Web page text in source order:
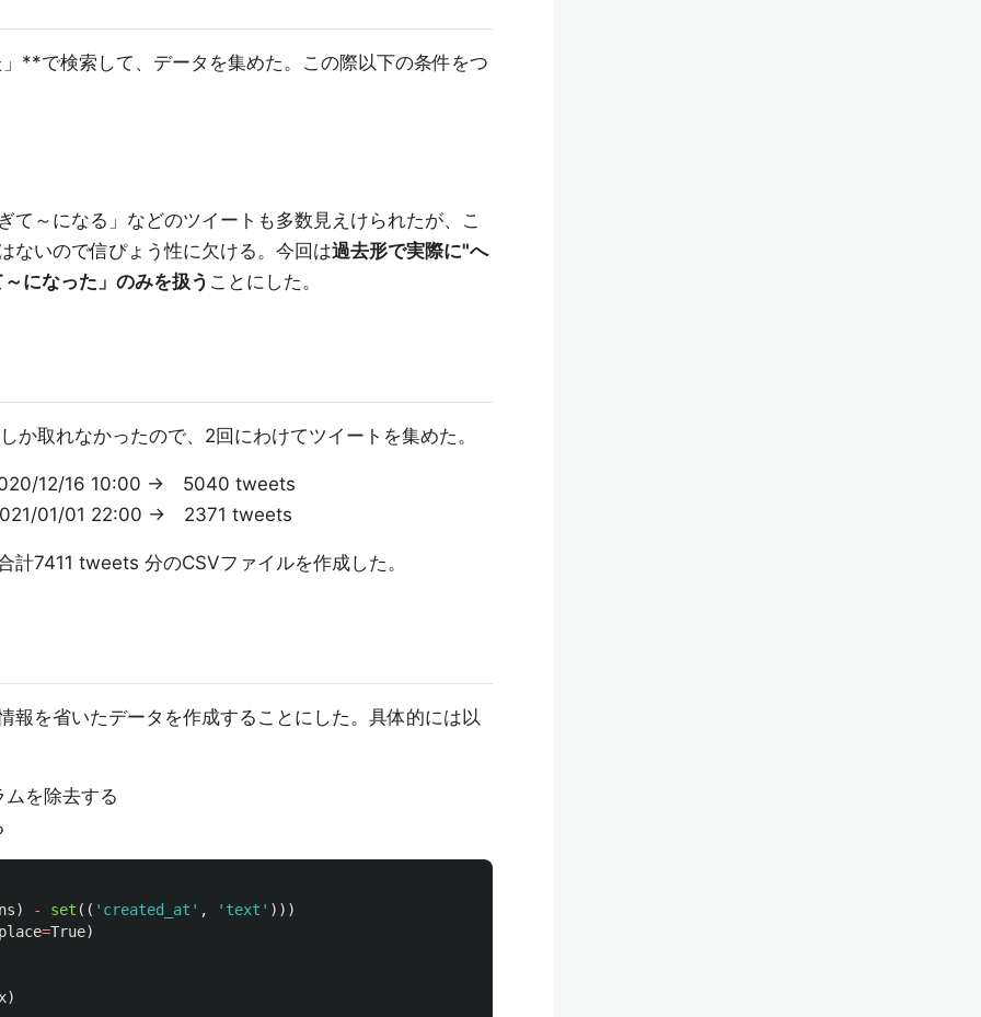
で検索して、データを集めた。この際以下の条件をつ
て～になる」などのツイートも多数見えけられたが、こ
ないので信ぴょう性に欠ける。今回は過去形で実際に"へ
になった」のみを扱う ことにした。
か取れなかったので、2回にわけてツイートを集めた。
12/16 10:00 → 5040 tweets
01/01 22:00 → 2371 tweets
計7411 tweets 分のCSVファイルを作成した。
報を省いたデータを作成することにした。具体的には以
を除去する
) - set (( ' created_at ' , ' text ' )))
=True)
)